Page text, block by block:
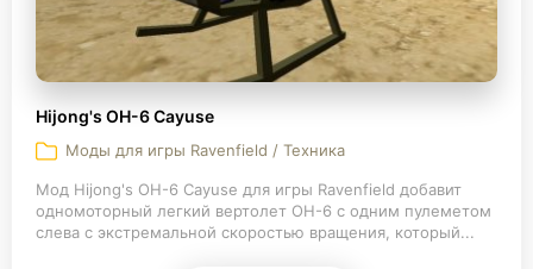
Hijong's OH-6 Cayuse
Моды для игры Ravenfield / Техника
Мод Hijong's OH-6 Cayuse для игры Ravenfield добавит
одномоторный легкий вертолет OH-6 с одним пулеметом
слева с экстремальной скоростью вращения, который...